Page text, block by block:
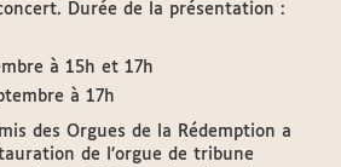
Durée de la présentation :
à 15h et 17h
à 17h
des Orgues de la Rédemption a
de l’orgue de tribune